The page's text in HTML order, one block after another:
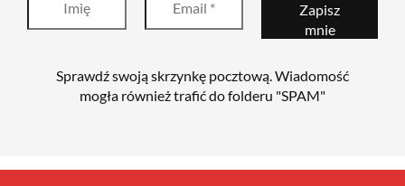
Sprawdź swoją skrzynkę pocztową. Wiadomość
mogła również trafić do folderu "SPAM"